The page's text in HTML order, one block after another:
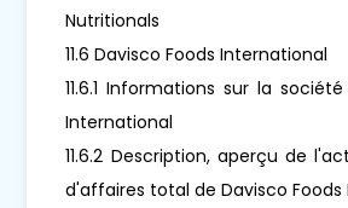
Nutritionals
11.6 Davisco Foods International
11.6.1 Informations sur la
International
11.6.2 Description, aperçu de
d'affaires total de Davisco